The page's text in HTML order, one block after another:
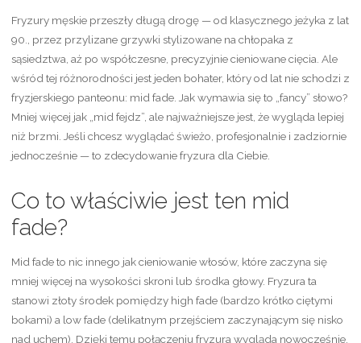
Fryzury męskie przeszły długą drogę — od klasycznego jeżyka z lat
90., przez przylizane grzywki stylizowane na chłopaka z
sąsiedztwa, aż po współczesne, precyzyjnie cieniowane cięcia. Ale
wśród tej różnorodności jest jeden bohater, który od lat nie schodzi z
fryzjerskiego panteonu: mid fade. Jak wymawia się to „fancy” słowo?
Mniej więcej jak „mid fejdz”, ale najważniejsze jest, że wygląda lepiej
niż brzmi. Jeśli chcesz wyglądać świeżo, profesjonalnie i zadziornie
jednocześnie — to zdecydowanie fryzura dla Ciebie.
Co to właściwie jest ten mid
fade?
Mid fade to nic innego jak cieniowanie włosów, które zaczyna się
mniej więcej na wysokości skroni lub środka głowy. Fryzura ta
stanowi złoty środek pomiędzy high fade (bardzo krótko ciętymi
bokami) a low fade (delikatnym przejściem zaczynającym się nisko
nad uchem). Dzięki temu połączeniu fryzura wygląda nowocześnie,